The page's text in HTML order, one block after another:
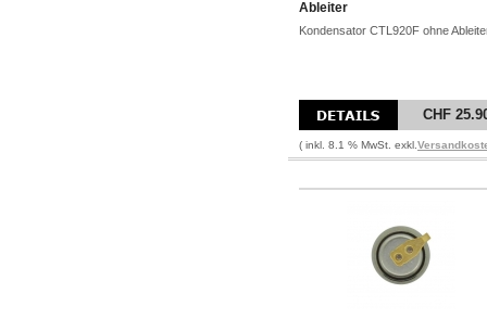
Ableiter
Kondensator CTL920F ohne
CHF
( inkl. 8.1 % MwSt. exkl.